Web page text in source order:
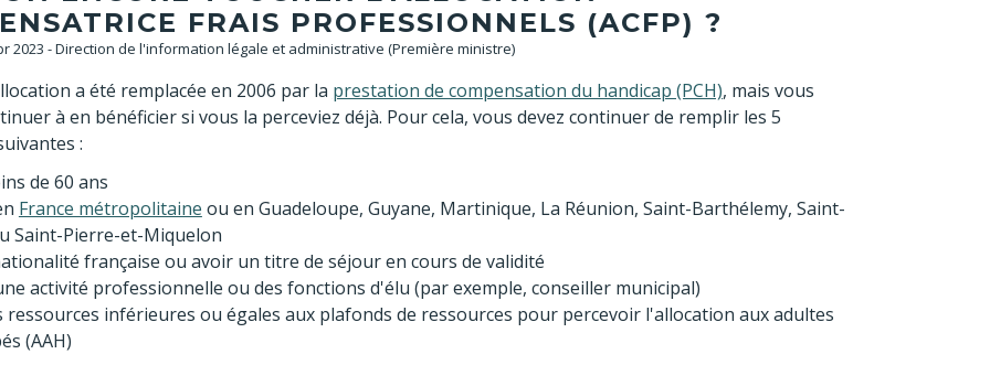
FRAIS PROFESSIONNELS (ACFP) ?
2023 - Direction de l'information légale et administrative (Première ministre)
a été remplacée en 2006 par la prestation de compensation du handicap (PCH), mais vous
à en bénéficier si vous la perceviez déjà. Pour cela, vous devez continuer de remplir les 5
:
de 60 ans
France métropolitaine ou en Guadeloupe, Guyane, Martinique, La Réunion, Saint-Barthélemy, Saint-
Saint-Pierre-et-Miquelon
française ou avoir un titre de séjour en cours de validité
activité professionnelle ou des fonctions d'élu (par exemple, conseiller municipal)
ressources inférieures ou égales aux plafonds de ressources pour percevoir l'allocation aux adultes
(AAH)